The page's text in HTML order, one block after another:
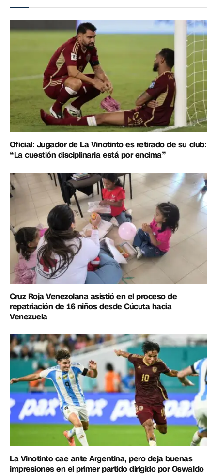
Oficial: Jugador de La Vinotinto es retirado de su club:
“La cuestión disciplinaria está por encima”
Cruz Roja Venezolana asistió en el proceso de
repatriación de 16 niños desde Cúcuta hacia
Venezuela
La Vinotinto cae ante Argentina, pero deja buenas
impresiones en el primer partido dirigido por Oswaldo